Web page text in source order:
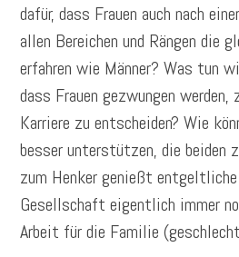
dafür, dass Frauen auch nach
allen Bereichen und Rängen die
erfahren wie Männer? Was tun
dass Frauen gezwungen
Karriere zu entscheiden? Wie
besser unterstützen, die beiden
zum Henker genießt
Gesellschaft eigentlich immer
Arbeit für die Familie